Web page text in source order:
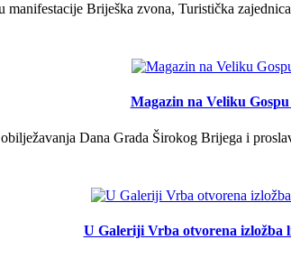
manifestacije Briješka zvona, Turistička
Magazin na Veliku
Dana Grada Širokog Brijega i
U Galeriji Vrba otvorena izložba